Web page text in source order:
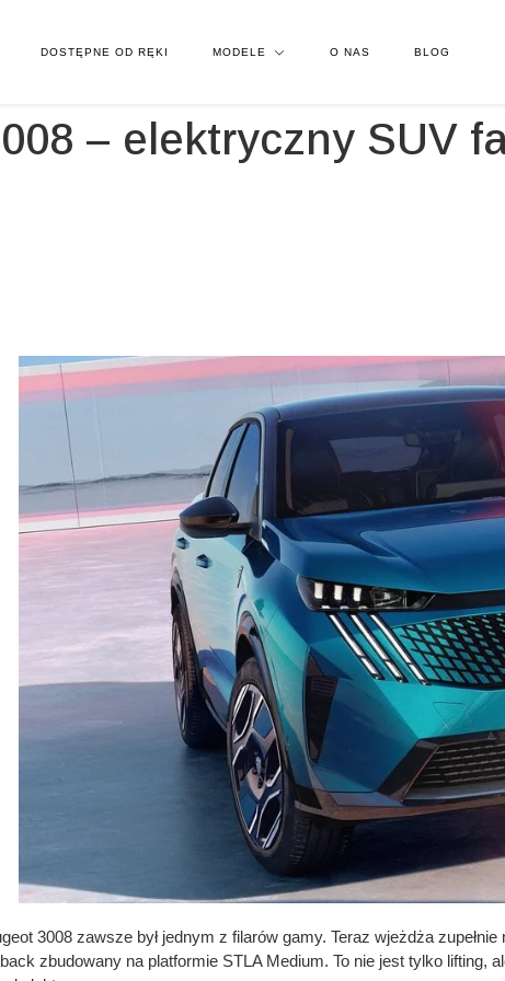
DOSTĘPNE OD RĘKI MODELE O NAS BLOG
– elektryczny SUV
3008 zawsze był jednym z filarów gamy. Teraz wjeżdża
zbudowany na platformie STLA Medium. To nie jest tylko lifting,